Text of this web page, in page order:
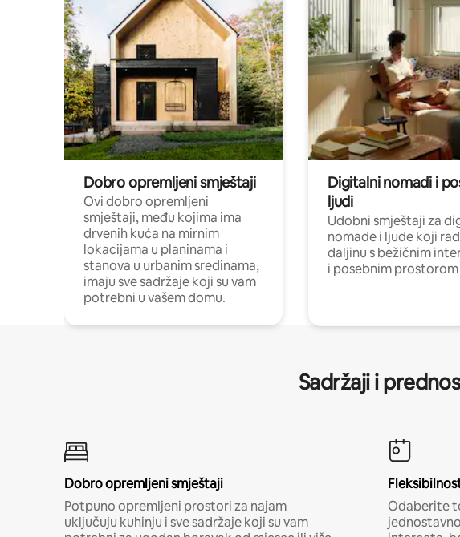
Dobro opremljeni smještaji
Ovi dobro opremljeni
smještaji, među kojima ima
drvenih kuća na mirnim
lokacijama u planinama i
stanova u urbanim sredinama,
imaju sve sadržaje koji su vam
potrebni u vašem domu.
Digitalni nomadi i
ljudi
Udobni smještaji za
nomade i ljude koji
daljinu s bežičnim
i posebnim prostorom
Sadržaji i
Dobro opremljeni smještaji
Potpuno opremljeni prostori za najam
uključuju kuhinju i sve sadržaje koji su vam
Odaberite